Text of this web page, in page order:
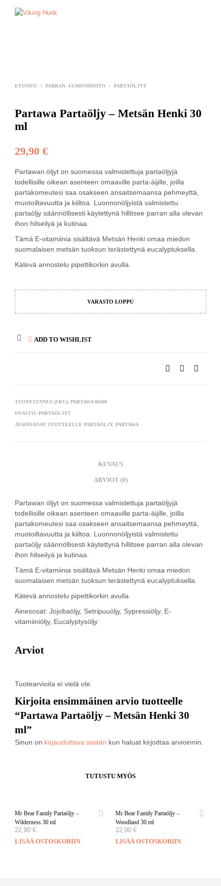
ETUSIVU / PARRAN- JA IHONHOITO / PARTAÖLJYT
Partawa Partaöljy – Metsän Henki 30
ml
29,90 €
Partawan öljyt on suomessa valmistettuja partaöljyjä
todellisille oikean asenteen omaaville parta-äijille, joilla
partakomeutesi saa osakseen ansaitsemaansa pehmeyttä,
muotoiltavuutta ja kiiltoa. Luonnonöljyistä valmistettu
partaöljy säännöllisesti käytettynä hillitsee parran alla olevan
ihon hilseilyä ja kutinaa.
Tämä E-vitamiinia sisältävä Metsän Henki omaa miedon
suomalaisen metsän tuoksun terästettynä eucalyptuksella.
Kätevä annostelu pipettikorkin avulla.
VARASTO LOPPU
ADD TO WISHLIST
TUOTETUNNUS (SKU): PARTAWA 00100
OSASTO: PARTAÖLJYT
AVAINSANAT TUOTTEELLE PARTAÖLJY, PARTAWA
KUVAUS
ARVIOT (0)
Partawan öljyt on suomessa valmistettuja partaöljyjä
todellisille oikean asenteen omaaville parta-äijille, joilla
partakomeutesi saa osakseen ansaitsemaansa pehmeyttä,
muotoiltavuutta ja kiiltoa. Luonnonöljyistä valmistettu
partaöljy säännöllisesti käytettynä hillitsee parran alla olevan
ihon hilseilyä ja kutinaa.
Tämä E-vitamiinia sisältävä Metsän Henki omaa miedon
suomalaisen metsän tuoksun terästettynä eucalyptuksella.
Kätevä annostelu pipettikorkin avulla.
Ainesosat: Jojobaöljy, Setripuuöljy, Sypressiöljy, E-
vitamiiniöljy, Eucalyptysöljy
Arviot
Tuotearvioita ei vielä ole.
Kirjoita ensimmäinen arvio tuotteelle
“Partawa Partaöljy – Metsän Henki 30
ml”
Sinun on kirjauduttava sisään kun haluat kirjoittaa arvioinnin.
TUTUSTU MYÖS
Mr Bear Family Partaöljy –
Wilderness 30 ml
22,90 €
LISÄÄ OSTOSKORIIN
Mr Bear Family Partaöljy –
Woodland 30 ml
22,90 €
LISÄÄ OSTOSKORIIN